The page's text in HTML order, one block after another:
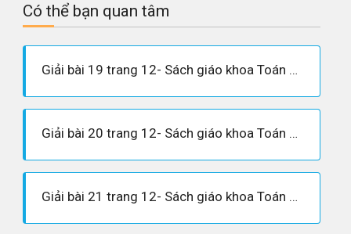
Có thể bạn quan tâm
Giải bài 19 trang 12- Sách giáo khoa Toán 8 tập 1
Giải bài 20 trang 12- Sách giáo khoa Toán 8 tập 1
Giải bài 21 trang 12- Sách giáo khoa Toán 8 tập 1